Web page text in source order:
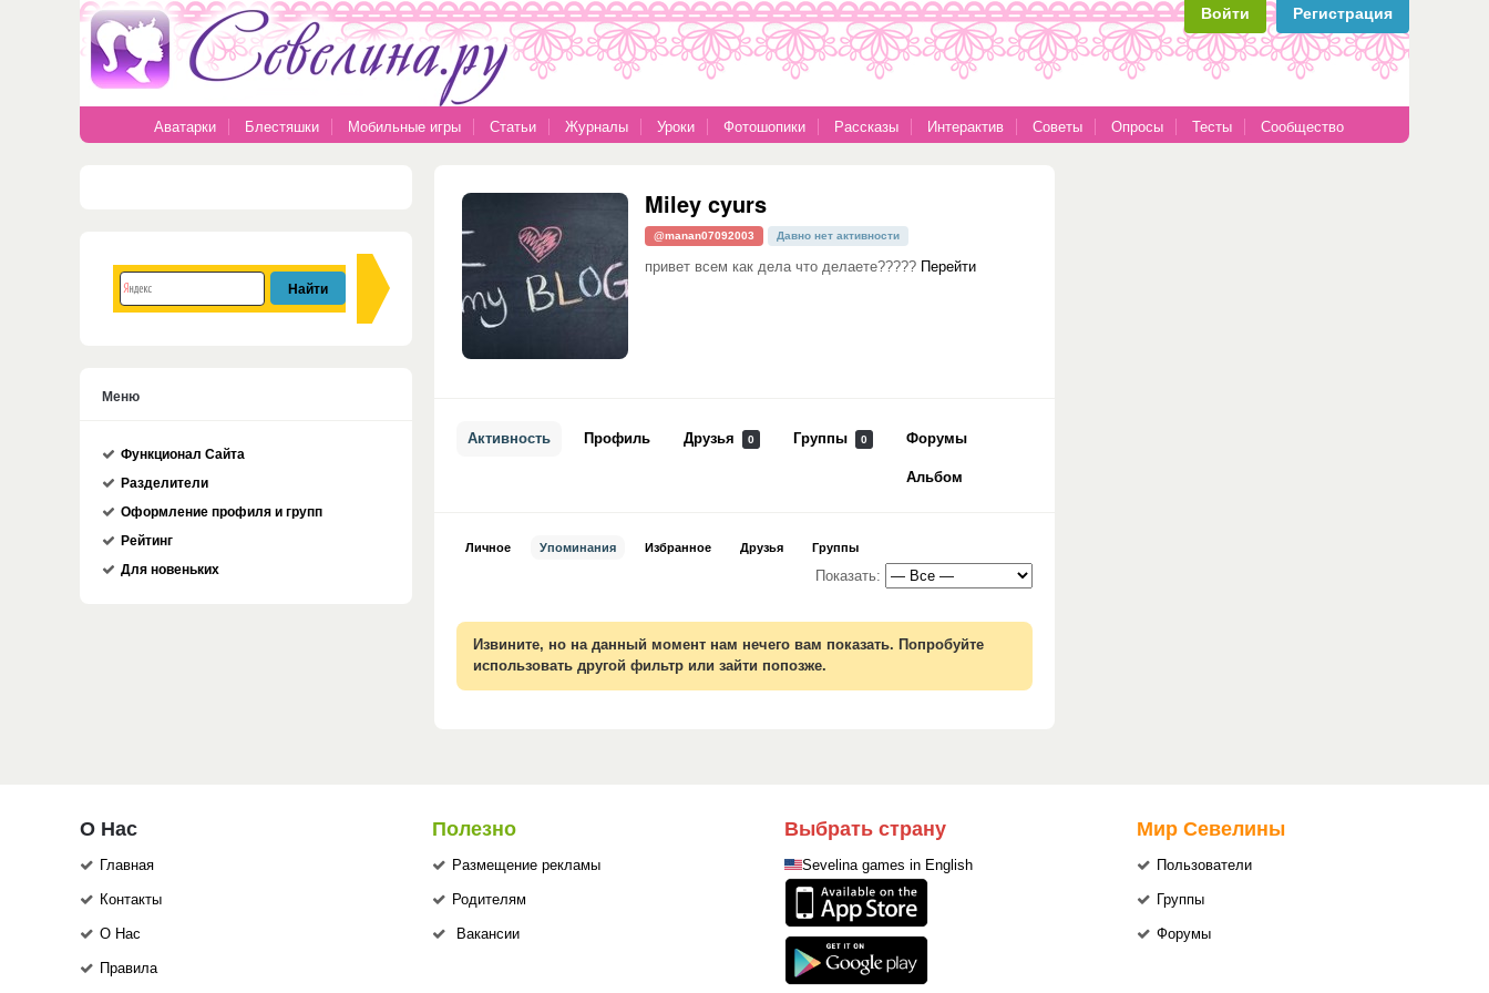
Войти Регистрация
Аватарки Блестяшки Мобильные игры Статьи Журналы Уроки Фотошопики Рассказы Интерактив Советы Опросы Тесты Сообщество
Miley cyurs
@manan07092003 Давно нет активности
привет всем как дела что делаете????? Перейти
Активность Профиль Друзья 0 Группы 0 Форумы
Альбом
Личное Упоминания Избранное Друзья Группы
Показать:
Извините, но на данный момент нам нечего вам показать. Попробуйте
использовать другой фильтр или зайти попозже.
Меню
Функционал Сайта
Разделители
Оформление профиля и групп
Рейтинг
Для новеньких
О Нас
Главная
Контакты
О Нас
Правила
Полезно
Размещение рекламы
Родителям
Вакансии
Выбрать страну
Sevelina games in English
Мир Севелины
Пользователи
Группы
Форумы